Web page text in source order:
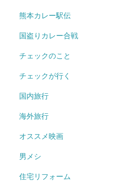
熊本カレー駅伝
国盗りカレー合戦
チェックのこと
チェックが行く
国内旅行
海外旅行
オススメ映画
男メシ
住宅リフォーム